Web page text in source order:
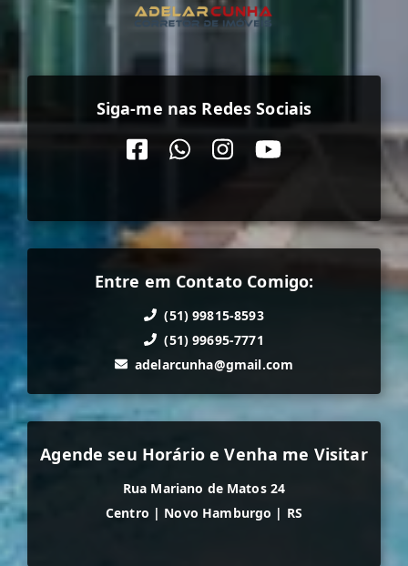
Siga-me nas Redes Sociais
Entre em Contato Comigo:
(51) 99815-8593
(51) 99695-7771
adelarcunha@gmail.com
Agende seu Horário e Venha me Visitar
Rua Mariano de Matos 24
Centro | Novo Hamburgo | RS